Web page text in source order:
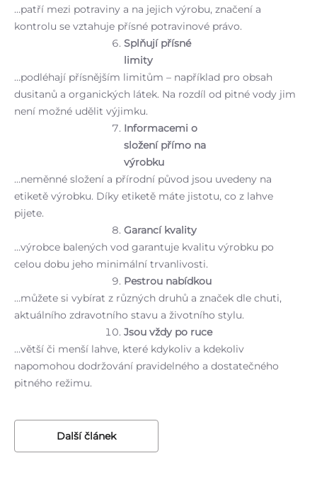
…patří mezi potraviny a na jejich výrobu, značení a
kontrolu se vztahuje přísné potravinové právo.
Splňují přísné
limity
…podléhají přísnějším limitům – například pro obsah
dusitanů a organických látek. Na rozdíl od pitné vody jim
není možné udělit výjimku.
Informacemi o
složení přímo na
výrobku
…neměnné složení a přírodní původ jsou uvedeny na
etiketě výrobku. Díky etiketě máte jistotu, co z lahve
pijete.
Garancí kvality
…výrobce balených vod garantuje kvalitu výrobku po
celou dobu jeho minimální trvanlivosti.
Pestrou nabídkou
…můžete si vybírat z různých druhů a značek dle chuti,
aktuálního zdravotního stavu a životního stylu.
Jsou vždy po ruce
…větší či menší lahve, které kdykoliv a kdekoliv
napomohou dodržování pravidelného a dostatečného
pitného režimu.
další článek